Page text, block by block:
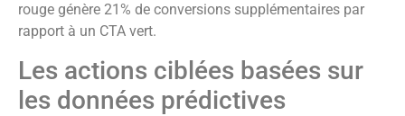
rouge génère 21% de conversions supplémentaires par
rapport à un CTA vert.
Les actions ciblées basées sur
les données prédictives